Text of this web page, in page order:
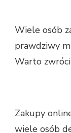
Wiele osób
prawdziwy
Warto
Zakupy
wiele osób